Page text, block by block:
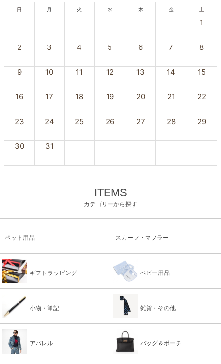
日 月 火 水 木 金 土
1
2 3 4 5 6 7 8
9 10 11 12 13 14 15
16 17 18 19 20 21 22
23 24 25 26 27 28 29
30 31
ITEMS
カテゴリーから探す
ペット用品 スカーフ・マフラー
ギフトラッピング ベビー用品
小物・筆記 雑貨・その他
アパレル バッグ＆ポーチ